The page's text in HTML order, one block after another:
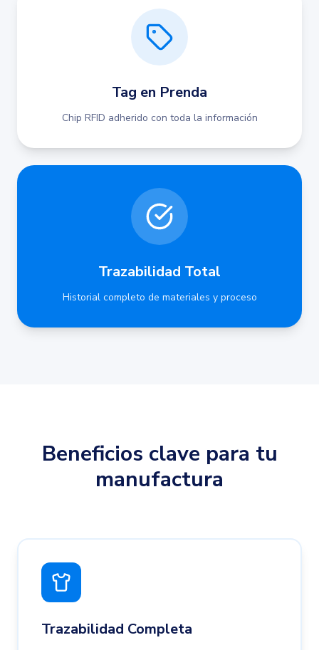
Tag en Prenda
Chip RFID adherido con toda la información
Trazabilidad Total
Historial completo de materiales y proceso
Beneficios clave para tu
manufactura
Trazabilidad Completa